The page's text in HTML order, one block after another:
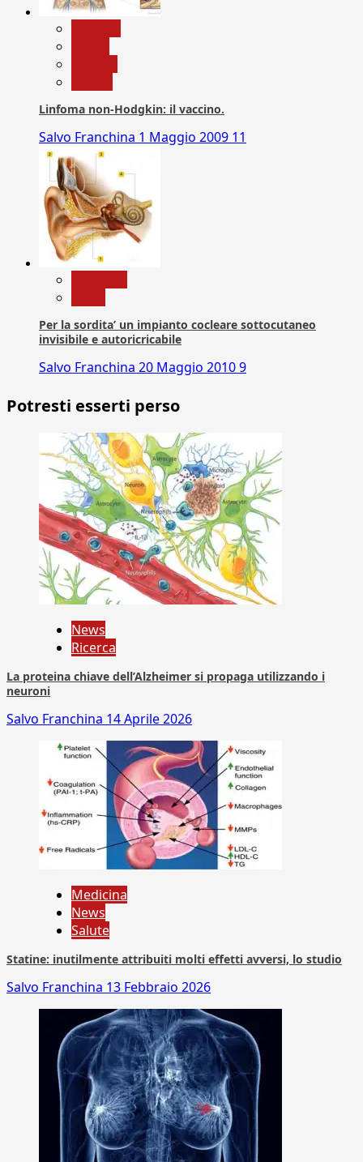
Linfoma non-Hodgkin: il vaccino.
Salvo Franchina 1 Maggio 2009 11
Per la sordita’ un impianto cocleare sottocutaneo
invisibile e autoricricabile
Salvo Franchina 20 Maggio 20109
Potresti esserti perso
News
Ricerca
La proteina chiave dell’Alzheimer si propaga utilizzando i
neuroni
Salvo Franchina 14 Aprile 2026
Medicina
News
Salute
Statine: inutilmente attribuiti molti effetti avversi, lo studio
Salvo Franchina 13 Febbraio 2026